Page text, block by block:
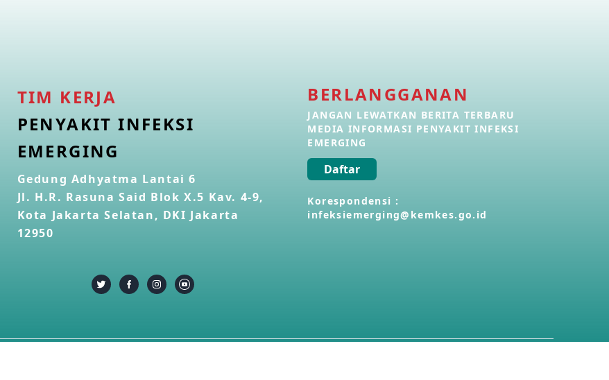
Penyakit Meningokokus di Vietnam
28 Apr 2026
Informasi Penyakit POH VAU yang
TIM KERJA
PENYAKIT INFEKSI
EMERGING
Gedung Adhyatma Lantai 6
Jl. H.R. Rasuna Said Blok X.5 Kav. 4-9,
Kota Jakarta Selatan, DKI Jakarta
12950
BERLANGGANAN
JANGAN LEWATKAN BERITA TERBARU
MEDIA INFORMASI PENYAKIT INFEKSI
EMERGING
Daftar
Korespondensi :
infeksiemerging@kemkes.go.id